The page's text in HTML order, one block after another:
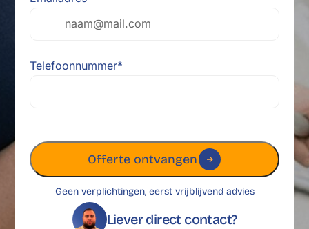
Telefoonnummer*
Offerte ontvangen
Geen verplichtingen, eerst vrijblijvend advies
Liever direct contact?